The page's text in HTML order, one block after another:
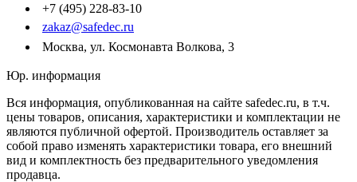
+7 (495) 228-83-10
zakaz@safedec.ru
Москва, ул. Космонавта Волкова, 3
Юр. информация
Вся информация, опубликованная на сайте safedec.ru, в т.ч.
цены товаров, описания, характеристики и комплектации не
являются публичной офертой. Производитель оставляет за
собой право изменять характеристики товара, его внешний
вид и комплектность без предварительного уведомления
продавца.